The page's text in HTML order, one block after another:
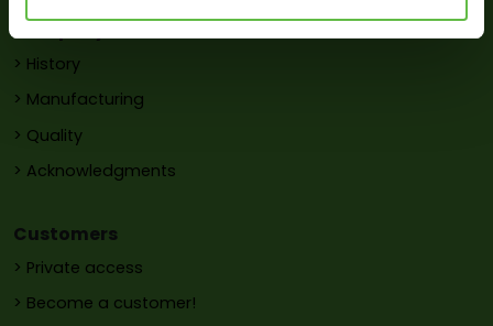
> History
> Manufacturing
> Quality
> Acknowledgments
Customers
> Private access
> Become a customer!